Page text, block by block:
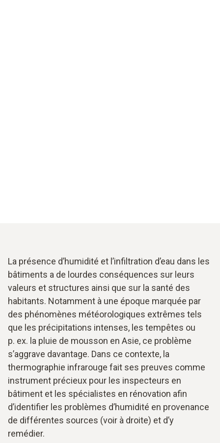
La présence d’humidité et l’infiltration d’eau dans les
bâtiments a de lourdes conséquences sur leurs
valeurs et structures ainsi que sur la santé des
habitants. Notamment à une époque marquée par
des phénomènes météorologiques extrêmes tels
que les précipitations intenses, les tempêtes ou
p. ex. la pluie de mousson en Asie, ce problème
s’aggrave davantage. Dans ce contexte, la
thermographie infrarouge fait ses preuves comme
instrument précieux pour les inspecteurs en
bâtiment et les spécialistes en rénovation afin
d’identifier les problèmes d’humidité en provenance
de différentes sources (voir à droite) et d’y
remédier.